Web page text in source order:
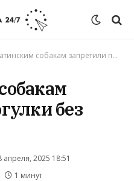
собакам запретили прогулки без поводка
без
апреля, 2025 18:51
1 минут